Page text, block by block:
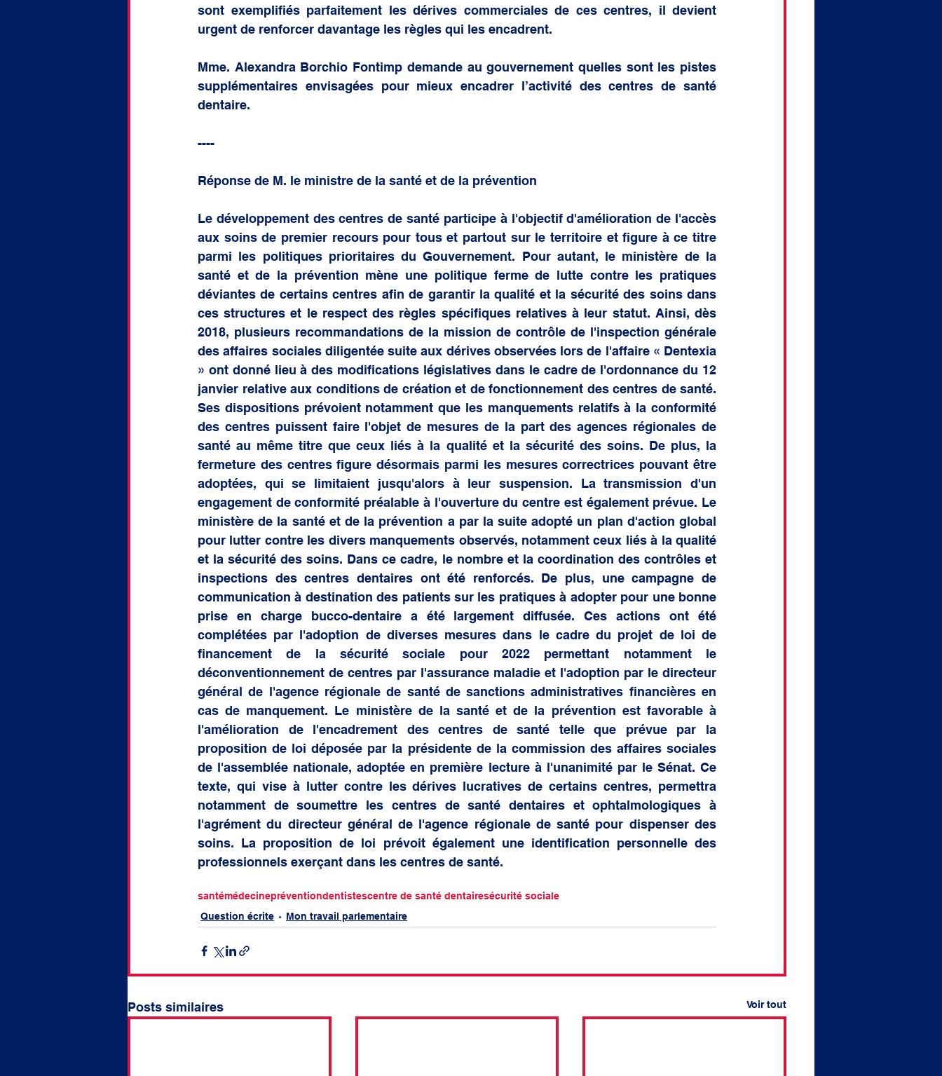
sont exemplifiés parfaitement les dérives commerciales de ces centres, il devient
urgent de renforcer davantage les règles qui les encadrent.
Mme. Alexandra Borchio Fontimp demande au gouvernement quelles sont les pistes
supplémentaires envisagées pour mieux encadrer l’activité des centres de santé
dentaire.
----
Réponse de M. le ministre de la santé et de la prévention
Le développement des centres de santé participe à l'objectif d'amélioration de l'accès
aux soins de premier recours pour tous et partout sur le territoire et figure à ce titre
parmi les politiques prioritaires du Gouvernement. Pour autant, le ministère de la
santé et de la prévention mène une politique ferme de lutte contre les pratiques
déviantes de certains centres afin de garantir la qualité et la sécurité des soins dans
ces structures et le respect des règles spécifiques relatives à leur statut. Ainsi, dès
2018, plusieurs recommandations de la mission de contrôle de l'inspection générale
des affaires sociales diligentée suite aux dérives observées lors de l'affaire « Dentexia
» ont donné lieu à des modifications législatives dans le cadre de l'ordonnance du 12
janvier relative aux conditions de création et de fonctionnement des centres de santé.
Ses dispositions prévoient notamment que les manquements relatifs à la conformité
des centres puissent faire l'objet de mesures de la part des agences régionales de
santé au même titre que ceux liés à la qualité et la sécurité des soins. De plus, la
fermeture des centres figure désormais parmi les mesures correctrices pouvant être
adoptées, qui se limitaient jusqu'alors à leur suspension. La transmission d'un
engagement de conformité préalable à l'ouverture du centre est également prévue. Le
ministère de la santé et de la prévention a par la suite adopté un plan d'action global
pour lutter contre les divers manquements observés, notamment ceux liés à la qualité
et la sécurité des soins. Dans ce cadre, le nombre et la coordination des contrôles et
inspections des centres dentaires ont été renforcés. De plus, une campagne de
communication à destination des patients sur les pratiques à adopter pour une bonne
prise en charge bucco-dentaire a été largement diffusée. Ces actions ont été
complétées par l'adoption de diverses mesures dans le cadre du projet de loi de
financement de la sécurité sociale pour 2022 permettant notamment le
déconventionnement de centres par l'assurance maladie et l'adoption par le directeur
général de l'agence régionale de santé de sanctions administratives financières en
cas de manquement. Le ministère de la santé et de la prévention est favorable à
l'amélioration de l'encadrement des centres de santé telle que prévue par la
proposition de loi déposée par la présidente de la commission des affaires sociales
de l'assemblée nationale, adoptée en première lecture à l'unanimité par le Sénat. Ce
texte, qui vise à lutter contre les dérives lucratives de certains centres, permettra
notamment de soumettre les centres de santé dentaires et ophtalmologiques à
l'agrément du directeur général de l'agence régionale de santé pour dispenser des
soins. La proposition de loi prévoit également une identification personnelle des
professionnels exerçant dans les centres de santé.
santémédecinepréventiondentistescentre de santé dentairesécurité sociale
Question écrite
Mon travail parlementaire
Posts similaires Voir tout